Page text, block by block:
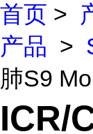
首页 >
产品 >
肺S9
ICR/